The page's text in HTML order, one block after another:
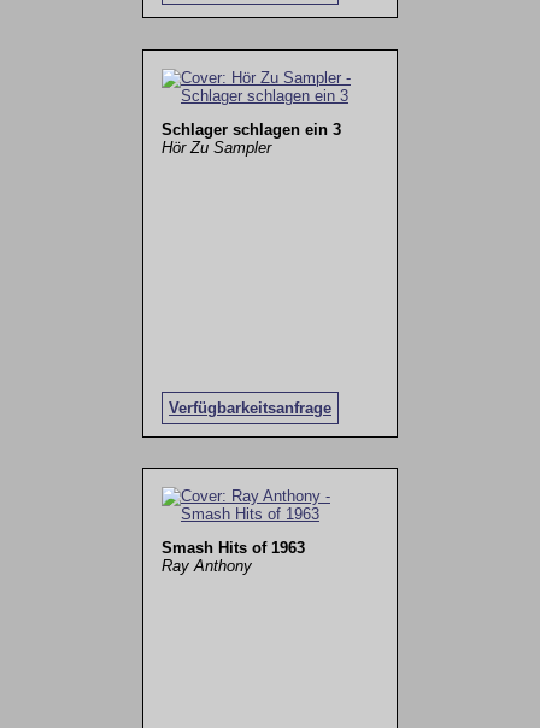
Schlager schlagen ein 3
Hör Zu Sampler
Verfügbarkeitsanfrage
Smash Hits of 1963
Ray Anthony